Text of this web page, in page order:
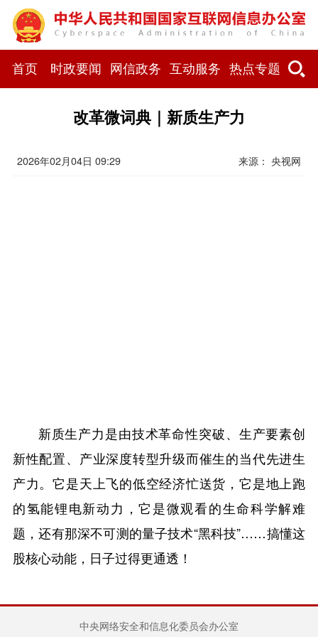
首页 时政要闻 网信政务 互动服务 热点专题
改革微词典｜新质生产力
2026年02月04日 09:29 来源： 央视网
新质生产力是由技术革命性突破、生产要素创
新性配置、产业深度转型升级而催生的当代先进生
产力。它是天上飞的低空经济忙送货，它是地上跑
的氢能锂电新动力，它是微观看的生命科学解难
题，还有那深不可测的量子技术“黑科技”……搞懂这
股核心动能，日子过得更通透！
中央网络安全和信息化委员会办公室